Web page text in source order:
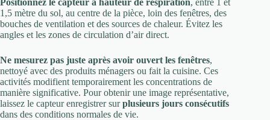
1,5 mètre du sol, au centre de la pièce, loin des fenêtres, des
bouches de ventilation et des sources de chaleur. Évitez les
angles et les zones de circulation d’air direct.
Ne mesurez pas juste après avoir ouvert les fenêtres,
nettoyé avec des produits ménagers ou fait la cuisine. Ces
activités modifient temporairement les concentrations de
manière significative. Pour obtenir une image représentative,
laissez le capteur enregistrer surplusieurs jours consécutifs
dans des conditions normales de vie.